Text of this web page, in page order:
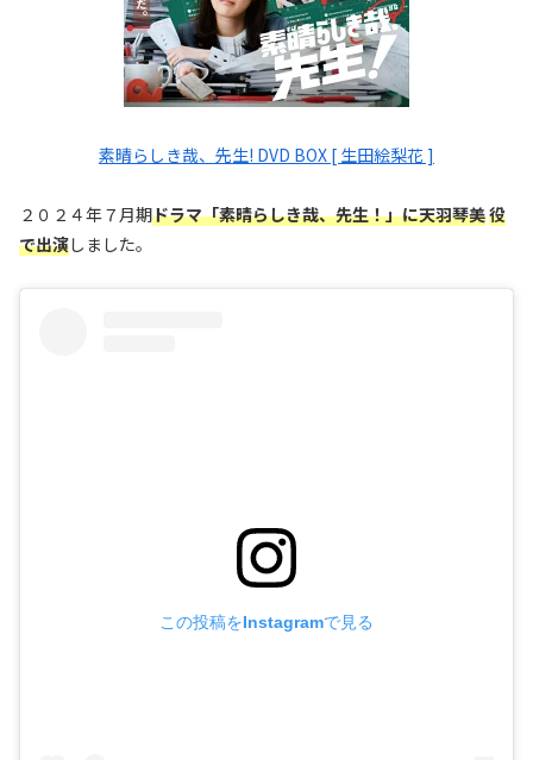
素晴らしき哉、先生! DVD BOX [ 生田絵梨花 ]
２０２４年７月期ドラマ「素晴らしき哉、先生！」に天羽琴美役
で出演しました。
この投稿をInstagramで見る